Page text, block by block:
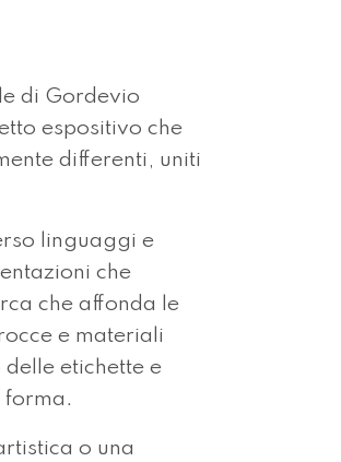
di Gordevio
espositivo che
differenti, uniti
linguaggi e
che
che affonda le
e materiali
etichette e
forma.
o una